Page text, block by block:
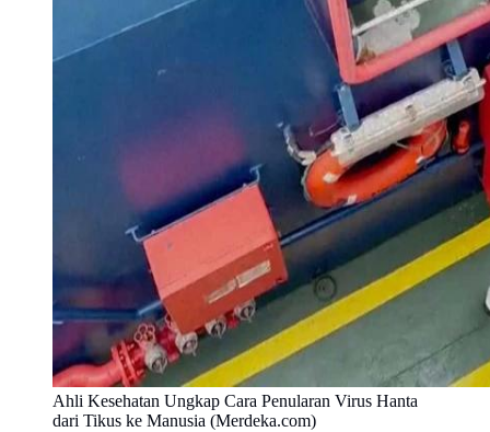
Ahli Kesehatan Ungkap Cara Penularan Virus Hanta
dari Tikus ke Manusia (Merdeka.com)